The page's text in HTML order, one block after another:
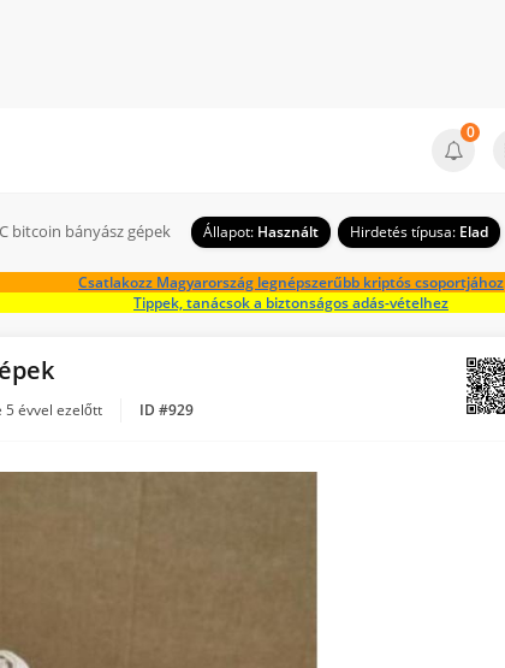
0
bitcoin bányász gépek Állapot: Használt Hirdetés típusa: Elad
Csatlakozz Magyarország legnépszerűbb kriptós csoportjához
Tippek, tanácsok a biztonságos adás-vételhez
5 évvel ezelőtt ID #929